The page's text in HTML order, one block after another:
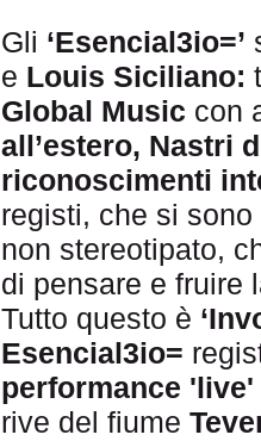
Gli ‘Esencial3io=’
e Louis Siciliano:
Global Music con
all’estero, Nastri
riconoscimenti
registi, che si
non stereotipato,
di pensare e fruire
Tutto questo è
Esencial3io=
performance 'live'
rive del fiume